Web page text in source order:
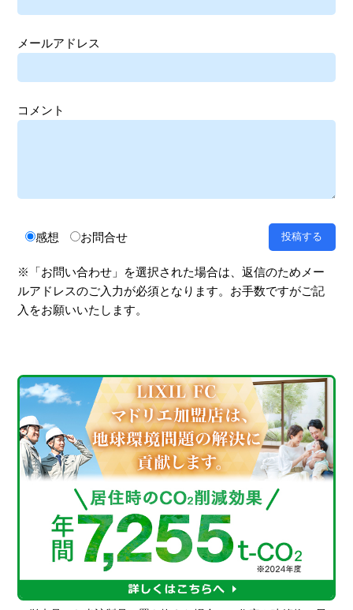
メールアドレス
コメント
感想 お問合せ
※「お問い合わせ」を選択された場合は、返信のためメー
ルアドレスのご入力が必須となります。お手数ですがご記
入をお願いいたします。